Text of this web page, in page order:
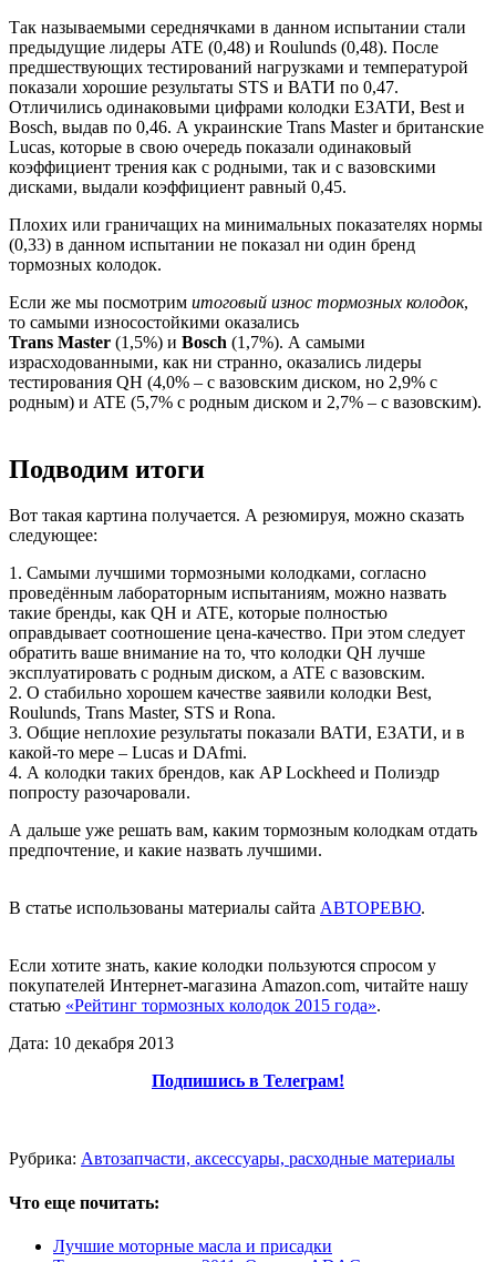
Так называемыми середнячками в данном испытании стали
предыдущие лидеры ATE (0,48) и Roulunds (0,48). После
предшествующих тестирований нагрузками и температурой
показали хорошие результаты STS и ВАТИ по 0,47.
Отличились одинаковыми цифрами колодки ЕЗАТИ, Best и
Bosch, выдав по 0,46. А украинские Trans Master и британские
Lucas, которые в свою очередь показали одинаковый
коэффициент трения как с родными, так и с вазовскими
дисками, выдали коэффициент равный 0,45.
Плохих или граничащих на минимальных показателях нормы
(0,33) в данном испытании не показал ни один бренд
тормозных колодок.
Если же мы посмотрим итоговый износ тормозных колодок,
то самыми износостойкими оказались
Trans Master (1,5%) и Bosch (1,7%). А самыми
израсходованными, как ни странно, оказались лидеры
тестирования QH (4,0% – с вазовским диском, но 2,9% с
родным) и ATE (5,7% с родным диском и 2,7% – с вазовским).
Подводим итоги
Вот такая картина получается. А резюмируя, можно сказать
следующее:
1. Самыми лучшими тормозными колодками, согласно
проведённым лабораторным испытаниям, можно назвать
такие бренды, как QH и ATE, которые полностью
оправдывает соотношение цена-качество. При этом следует
обратить ваше внимание на то, что колодки QH лучше
эксплуатировать с родным диском, а ATE с вазовским.
2. О стабильно хорошем качестве заявили колодки Best,
Roulunds, Trans Master, STS и Rona.
3. Общие неплохие результаты показали ВАТИ, ЕЗАТИ, и в
какой-то мере – Lucas и DAfmi.
4. А колодки таких брендов, как AP Lockheed и Полиэдр
попросту разочаровали.
А дальше уже решать вам, каким тормозным колодкам отдать
предпочтение, и какие назвать лучшими.
В статье использованы материалы сайта АВТОРЕВЮ.
Если хотите знать, какие колодки пользуются спросом у
покупателей Интернет-магазина Amazon.com, читайте нашу
статью «Рейтинг тормозных колодок 2015 года».
Дата: 10 декабря 2013
Подпишись в Телеграм!
Рубрика: Автозапчасти, аксессуары, расходные материалы
Что еще почитать:
Лучшие моторные масла и присадки